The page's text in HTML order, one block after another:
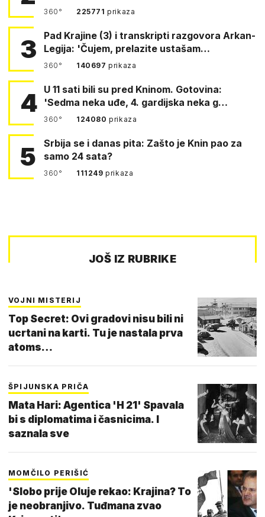
360° 225771prikaza
3
Pad Krajine (3) i transkripti razgovora Arkan-
Legija: 'Čujem, prelazite ustašam…
360° 140697prikaza
4 U 11 sati bili su pred Kninom. Gotovina:
'Sedma neka uđe, 4. gardijska neka g…
360° 124080prikaza
5
Srbija se i danas pita: Zašto je Knin pao za
samo 24 sata?
360° 111249prikaza
JOŠ IZ RUBRIKE
VOJNI MISTERIJ
Top Secret: Ovi gradovi nisu bili ni
ucrtani na karti. Tu je nastala prva
atoms…
ŠPIJUNSKA PRIČA
Mata Hari: Agentica 'H 21' Spavala
bi s diplomatima i časnicima. I
saznala sve
MOMČILO PERIŠIĆ
'Slobo prije Oluje rekao: Krajina? To
je neobranjivo. Tuđmana zvao